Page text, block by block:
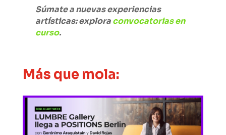
Súmate a nuevas experiencias
artísticas: exploraconvocatorias en
curso.
Más que mola: